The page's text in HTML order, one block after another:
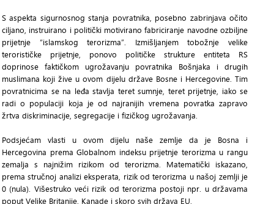
S aspekta sigurnosnog stanja povratnika, posebno zabrinjava očito
ciljano, instruirano i politički motivirano fabriciranje navodne ozbiljne
prijetnje “islamskog terorizma”. Izmišljanjem tobožnje velike
terorističke prijetnje, ponovo političke strukture entiteta RS
doprinose faktičkom ugrožavanju povratnika Bošnjaka i drugih
muslimana koji žive u ovom dijelu države Bosne i Hercegovine. Tim
povratnicima se na leđa stavlja teret sumnje, teret prijetnje, iako se
radi o populaciji koja je od najranijih vremena povratka zapravo
žrtva diskriminacije, segregacije i fizičkog ugrožavanja.
Podsjećam vlasti u ovom dijelu naše zemlje da je Bosna i
Hercegovina prema Globalnom indeksu prijetnje terorizma u rangu
zemalja s najnižim rizikom od terorizma. Matematički iskazano,
prema stručnoj analizi eksperata, rizik od terorizma u našoj zemlji je
0 (nula). Višestruko veći rizik od terorizma postoji npr. u državama
poput Velike Britanije, Kanade i skoro svih država EU.